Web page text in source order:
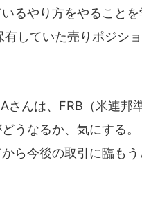
るやり方をやること
していた売りポジシ
さんは、FRB（米連邦
どうなるか、気にする
ら今後の取引に臨も